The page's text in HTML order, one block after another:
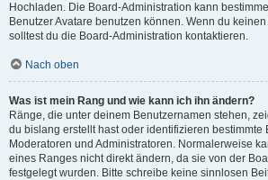
Hochladen. Die Board-Administration kann
Benutzer Avatare benutzen können. Wenn du
solltest du die Board-Administration kontaktieren.
Nach oben
Was ist mein Rang und wie kann ich ihn ändern?
Ränge, die unter deinem Benutzernamen stehen,
du bislang erstellt hast oder identifizieren bestimmte
Moderatoren und Administratoren. Normalerweise
eines Ranges nicht direkt ändern, da sie von der
festgelegt wurden. Bitte schreibe keine sinnlosen